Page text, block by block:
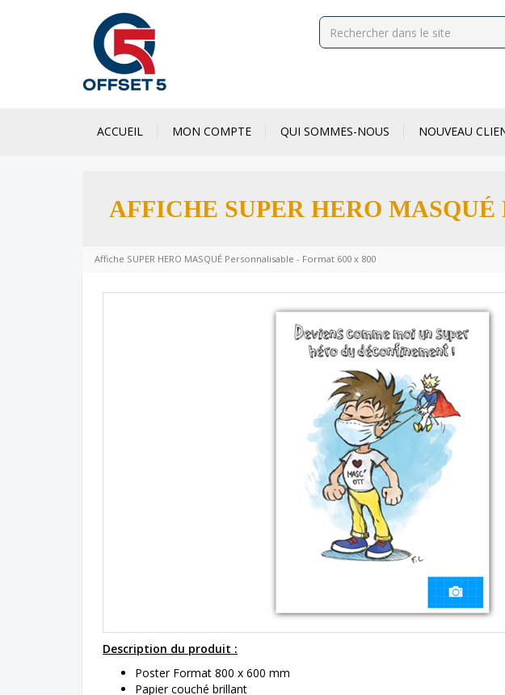
ACCUEIL MON COMPTE QUI SOMMES-NOUS NOUVEAU
AFFICHE SUPER HERO
Affiche SUPER HERO MASQUÉ Personnalisable - Format 600 x 800
Description du produit :
Poster Format 800 x 600 mm
Papier couché brillant